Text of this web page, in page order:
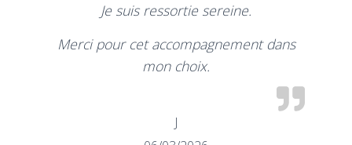
Je suis ressortie sereine.
Merci pour cet accompagnement dans
mon choix.
J